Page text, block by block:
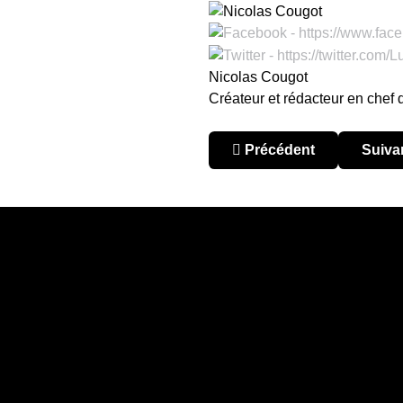
Nicolas Cougot
Créateur et rédacteur en chef
Article précédent :
Précédent